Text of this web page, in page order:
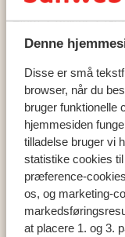
Denne
Disse er små
browser, når du
bruger funktionelle
hjemmesiden
tilladelse bruger vi
statistike cookies
præference-
os, og marketing-
at placere 1. og 3.
Hjem Rejser
Ikos Dassia